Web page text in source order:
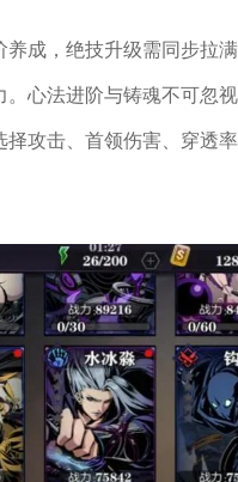
成，绝技升级需同步拉
心法进阶与铸魂不可忽
攻击、首领伤害、穿透